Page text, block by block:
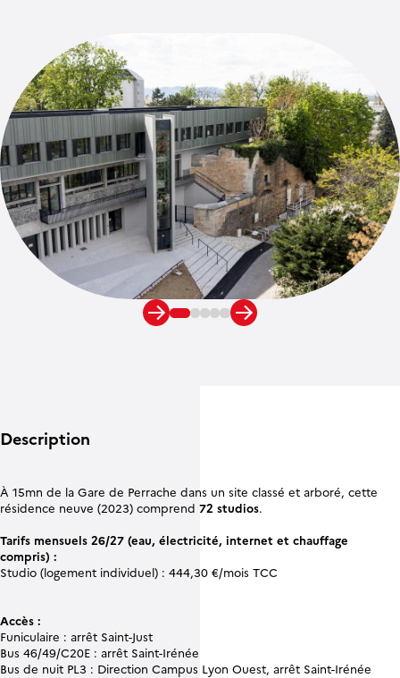
Description
À 15mn de la Gare de Perrache dans un site classé et arboré, cette
résidence neuve (2023) comprend 72 studios.
Tarifs mensuels 26/27 (eau, électricité, internet et chauffage
compris) :
Studio (logement individuel) : 444,30 €/mois TCC
Accès :
Funiculaire : arrêt Saint-Just
Bus 46/49/C20E : arrêt Saint-Irénée
Bus de nuit PL3 : Direction Campus Lyon Ouest, arrêt Saint-Irénée